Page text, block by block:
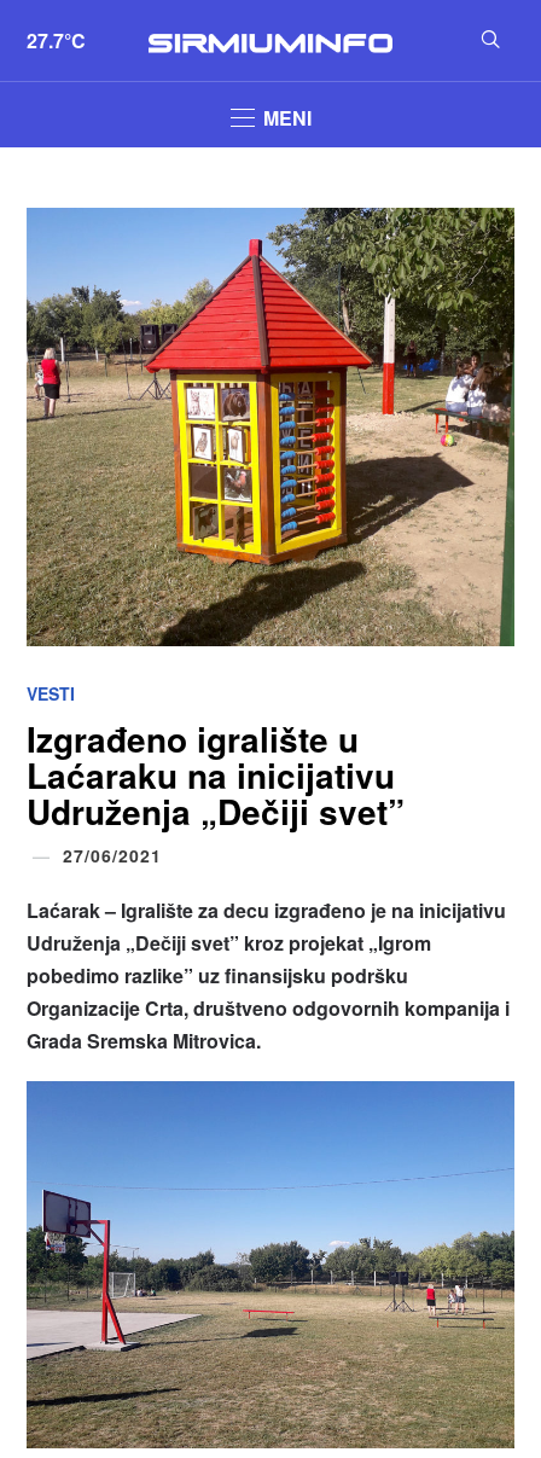
27.7°C
MENI
VESTI
Izgrađeno igralište u
Laćaraku na inicijativu
Udruženja „Dečiji svet”
27/06/2021
Laćarak – Igralište za decu izgrađeno je na inicijativu
Udruženja „Dečiji svet” kroz projekat „Igrom
pobedimo razlike” uz finansijsku podršku
Organizacije Crta, društveno odgovornih kompanija i
Grada Sremska Mitrovica.